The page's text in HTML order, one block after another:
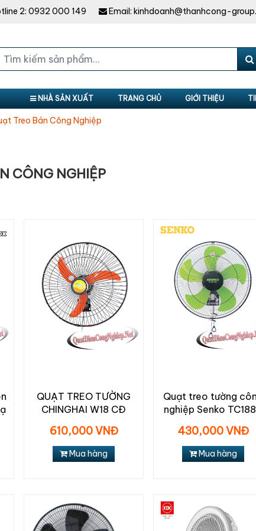
2: 0932 000 149 Email: kinhdoanh@thanhcong-
NHÀ SẢN XUẤT TRANG CHỦ GIỚI THIỆU
Treo Bán Công Nghiệp
CÔNG NGHIỆP
QUẠT TREO TƯỜNG
CHINGHAI W18 CĐ
610,000 VNĐ
Mua hàng
Quạt treo tường
nghiệp Senko
430,000 VNĐ
Mua hàng